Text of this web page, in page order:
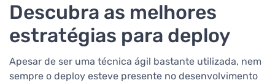
Descubra as melhores
estratégias para deploy
Apesar de ser uma técnica ágil bastante utilizada, nem
sempre o deploy esteve presente no desenvolvimento